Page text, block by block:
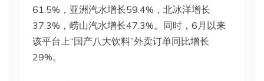
61.5%，亚洲汽水增长59.4%，北冰洋增长
37.3%，崂山汽水增长47.3%。同时，6月以来
该平台上“国产八大饮料”外卖订单同比增长
29%。